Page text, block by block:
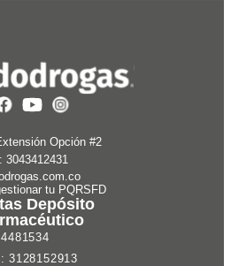
Opción #2
3043412431
tu PQRSFD
Depósito
3128152913